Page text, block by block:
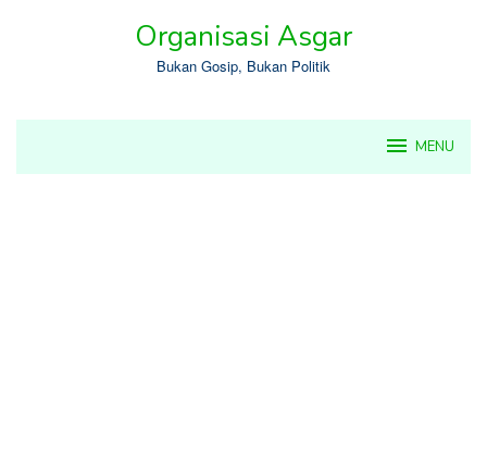
Organisasi Asgar
Bukan Gosip, Bukan Politik
MENU